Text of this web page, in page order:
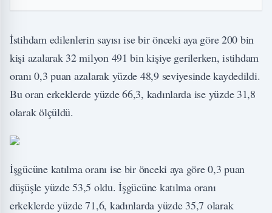
İstihdam edilenlerin sayısı ise bir önceki aya göre 200 bin
kişi azalarak 32 milyon 491 bin kişiye gerilerken, istihdam
oranı 0,3 puan azalarak yüzde 48,9 seviyesinde kaydedildi.
Bu oran erkeklerde yüzde 66,3, kadınlarda ise yüzde 31,8
olarak ölçüldü.
İşgücüne katılma oranı ise bir önceki aya göre 0,3 puan
düşüşle yüzde 53,5 oldu. İşgücüne katılma oranı
erkeklerde yüzde 71,6, kadınlarda yüzde 35,7 olarak